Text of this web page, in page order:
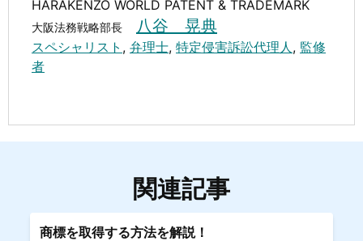
HARAKENZO WORLD PATENT & TRADEMARK
大阪法務戦略部長 八谷 晃典
スペシャリスト , 弁理士, 特定侵害訴訟代理人 , 監修
者
関連記事
商標を取得する方法を解説！